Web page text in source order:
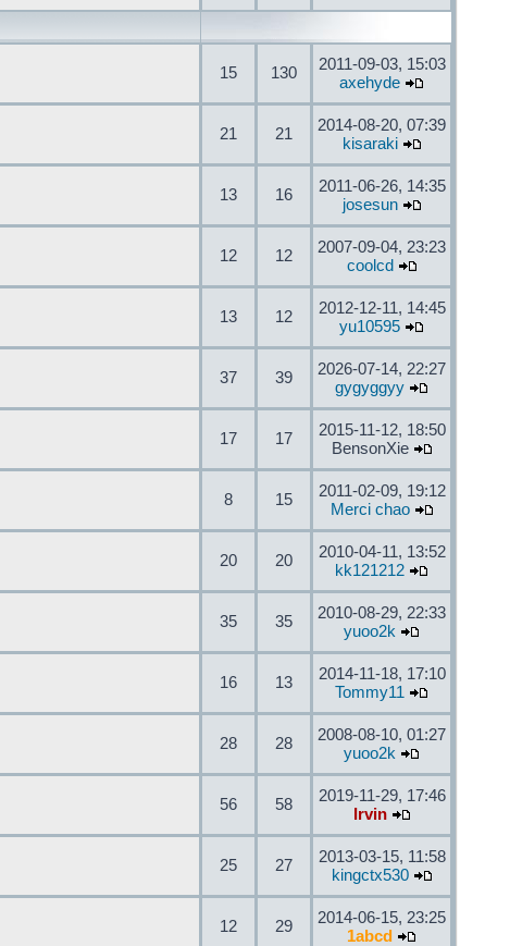
15 130
2011-09-03, 15:03
axehyde
21 21
2014-08-20, 07:39
kisaraki
13 16
2011-06-26, 14:35
josesun
12 12
2007-09-04, 23:23
coolcd
13 12
2012-12-11, 14:45
yu10595
37 39
2026-07-14, 22:27
gygyggyy
17 17
2015-11-12, 18:50
BensonXie
8 15
2011-02-09, 19:12
Merci chao
20 20
2010-04-11, 13:52
kk121212
35 35
2010-08-29, 22:33
yuoo2k
16 13
2014-11-18, 17:10
Tommy11
28 28
2008-08-10, 01:27
yuoo2k
56 58
2019-11-29, 17:46
Irvin
25 27
2013-03-15, 11:58
kingctx530
12 29
2014-06-15, 23:25
1abcd